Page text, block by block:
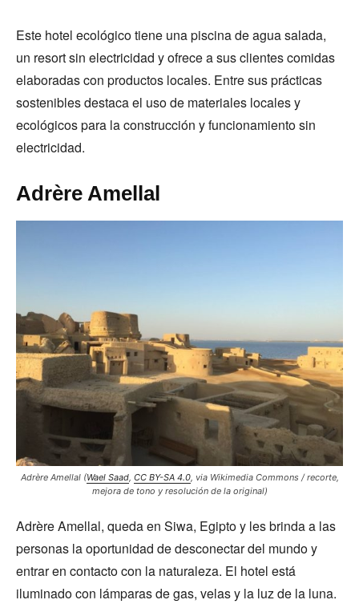
Este hotel ecológico tiene una piscina de agua salada,
un resort sin electricidad y ofrece a sus clientes comidas
elaboradas con productos locales. Entre sus prácticas
sostenibles destaca el uso de materiales locales y
ecológicos para la construcción y funcionamiento sin
electricidad.
Adrère Amellal
Adrère Amellal (Wael Saad, CC BY-SA 4.0, via Wikimedia Commons / recorte,
mejora de tono y resolución de la original)
Adrère Amellal, queda en Siwa, Egipto y les brinda a las
personas la oportunidad de desconectar del mundo y
entrar en contacto con la naturaleza. El hotel está
iluminado con lámparas de gas, velas y la luz de la luna.